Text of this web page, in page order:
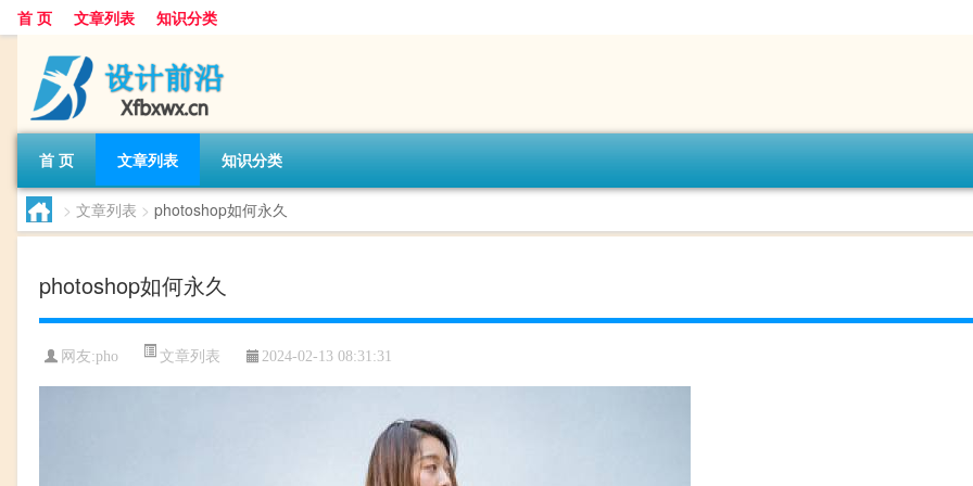
首 页 文章列表 知识分类
首 页 文章列表 知识分类
> 文章列表 > photoshop如何永久
photoshop如何永久
网友:pho 文章列表 2024-02-13 08:31:31